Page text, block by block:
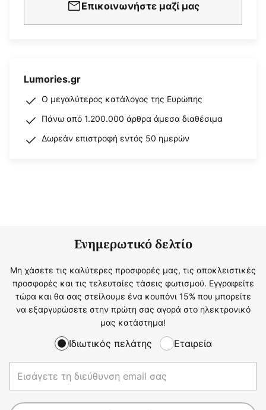
Επικοινωνήστε μαζί μας
Lumories.gr
Ο μεγαλύτερος κατάλογος της Ευρώπης
Πάνω από 1.200.000 άρθρα άμεσα διαθέσιμα
Δωρεάν επιστροφή εντός 50 ημερών
Ενημερωτικό δελτίο
Μη χάσετε τις καλύτερες προσφορές μας, τις αποκλειστικές
προσφορές και τις τελευταίες τάσεις φωτισμού. Εγγραφείτε
τώρα και θα σας στείλουμε ένα κουπόνι 15% που μπορείτε
να εξαργυρώσετε στην πρώτη σας αγορά στο ηλεκτρονικό
μας κατάστημα!
Ιδιωτικός πελάτης Εταιρεία